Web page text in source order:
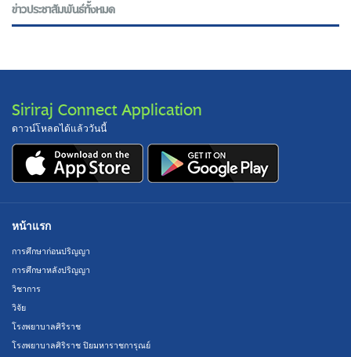
ข่าวประชาสัมพันธ์ทั้งหมด
Siriraj Connect Application
ดาวน์โหลดได้แล้ววันนี้
หน้าแรก
การศึกษาก่อนปริญญา
การศึกษาหลังปริญญา
วิชาการ
วิจัย
โรงพยาบาลศิริราช
โรงพยาบาลศิริราช ปิยมหาราชการุณย์